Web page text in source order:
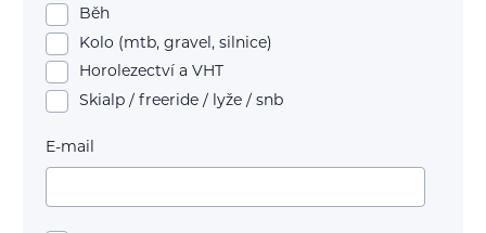
Běh
Kolo (mtb, gravel, silnice)
Horolezectví a VHT
Skialp / freeride / lyže / snb
E-mail